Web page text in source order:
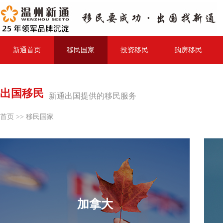
新通首页 移民国家 投资移民 购房移民
出国移民 新通出国提供的移民服务
首页 >> 移民国家
加拿大